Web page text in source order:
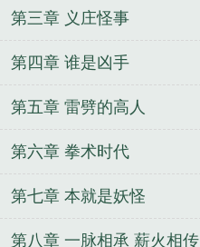
第三章 义庄怪事
第四章 谁是凶手
第五章 雷劈的高人
第六章 拳术时代
第七章 本就是妖怪
第八章 一脉相承 薪火相传